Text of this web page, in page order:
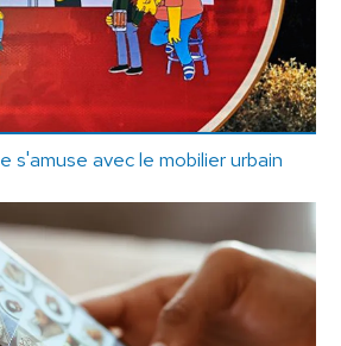
s'amuse avec le mobilier urbain